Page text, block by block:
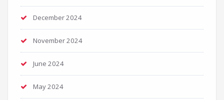
December 2024
November 2024
June 2024
May 2024